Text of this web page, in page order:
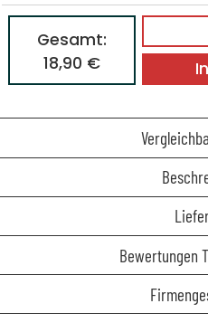
Gesamt:
18,90 €
Bewertungen